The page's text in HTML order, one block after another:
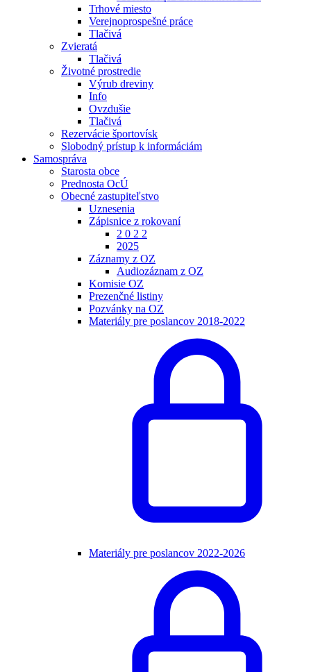
Trhové miesto
Verejnoprospešné práce
Tlačivá
Zvieratá
Tlačivá
Životné prostredie
Výrub dreviny
Info
Ovzdušie
Tlačivá
Rezervácie športovísk
Slobodný prístup k informáciám
Samospráva
Starosta obce
Prednosta OcÚ
Obecné zastupiteľstvo
Uznesenia
Zápisnice z rokovaní
2 0 2 2
2025
Záznamy z OZ
Audiozáznam z OZ
Komisie OZ
Prezenčné listiny
Pozvánky na OZ
Materiály pre poslancov 2018-2022
Materiály pre poslancov 2022-2026